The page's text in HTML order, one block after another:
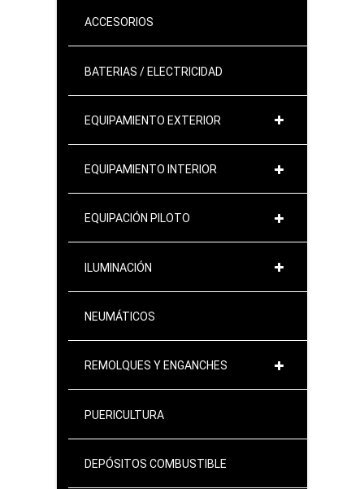
ACCESORIOS
BATERIAS / ELECTRICIDAD
EQUIPAMIENTO EXTERIOR
EQUIPAMIENTO INTERIOR
EQUIPACIÓN PILOTO
ILUMINACIÓN
NEUMÁTICOS
REMOLQUES Y ENGANCHES
PUERICULTURA
DEPÓSITOS COMBUSTIBLE